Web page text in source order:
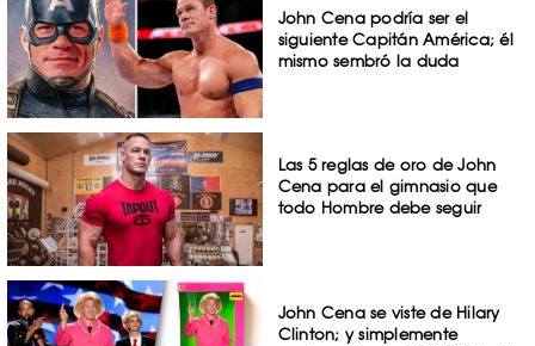
John Cena podría ser el
siguiente Capitán América; él
mismo sembró la duda
Las 5 reglas de oro de John
Cena para el gimnasio que
todo Hombre debe seguir
John Cena se viste de Hilary
Clinton; y simplemente